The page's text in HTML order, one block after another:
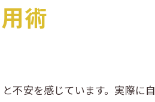
択基準
事項
ト
術
不安を感じています。実際に